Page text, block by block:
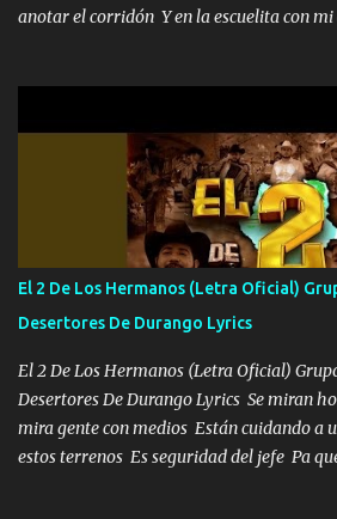
anotar el corridón Y en la escuelita con
camisa es color Verde y peleam0s la
con los drones patrullando la Frontera De
Bellas Artes me ve en las blancas ya hace
verde se le extraña pa que sepan Aquí Pura
POR CLAVE ES EL CALI 4 EN LA CIUDAD
tirante andamos mi carnal atento a
se ve limpio el camino nos confiamos al
misma piedra me vuelvo a tropezar
en corto me tiró a per...
El 2 De Los Hermanos (Letra Oficial)
Desertores De Durango Lyrics
El 2 De Los Hermanos (Letra Oficial)
Desertores De Durango Lyrics Se miran
mira gente con medios Están cuidando a
estos terrenos Es seguridad del jefe Pa